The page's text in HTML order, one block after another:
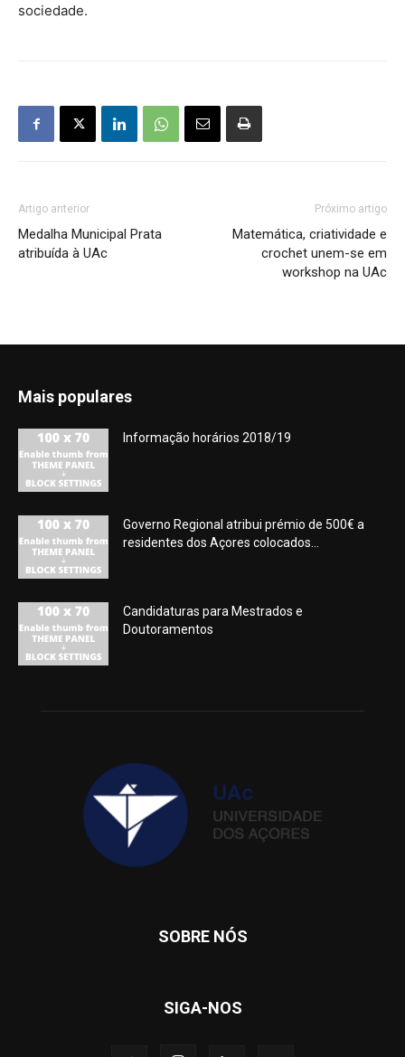
sociedade.
Artigo anterior
Medalha Municipal Prata
atribuída à UAc
Próximo artigo
Matemática, criatividade e
crochet unem-se em
workshop na UAc
Mais populares
Informação horários 2018/19
Governo Regional atribui prémio de 500€ a
residentes dos Açores colocados...
Candidaturas para Mestrados e
Doutoramentos
SOBRE NÓS
SIGA-NOS